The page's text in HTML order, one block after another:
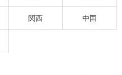
関西 中国